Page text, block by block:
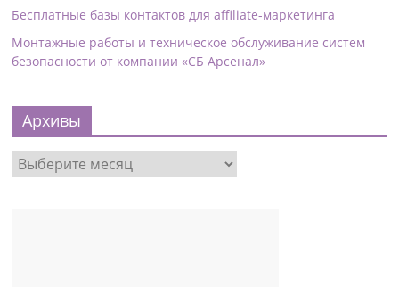
Бесплатные базы контактов для affiliate-маркетинга
Монтажные работы и техническое обслуживание систем
безопасности от компании «СБ Арсенал»
Архивы